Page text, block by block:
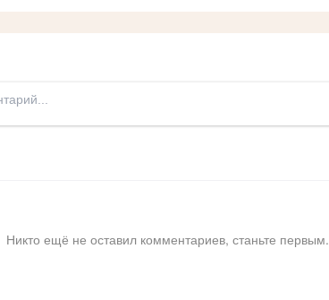
Никто ещё не оставил комментариев, станьте первым.